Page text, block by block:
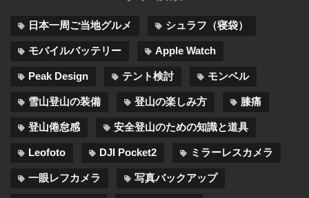
日本一周ご当地グルメ シュラフ（寝袋）
モバイルバッテリー Apple Watch
Peak Design テント検討 モンベル
雪山登山の装備 登山の楽しみ方 膝痛
登山倦怠感 安全登山のための知識と道具
Leofoto DJI Pocket2 ミラーレスカメラ
一眼レフカメラ 写真バックアップ